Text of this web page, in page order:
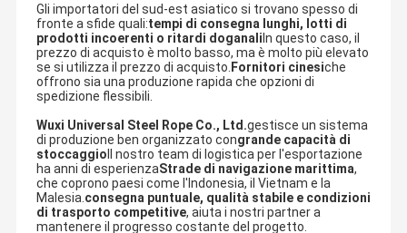
Gli importatori del sud-est asiatico si trovano spesso di
fronte a sfide quali:tempi di consegna lunghi, lotti di
prodotti incoerenti o ritardi doganali In questo caso, il
prezzo di acquisto è molto basso, ma è molto più elevato
se si utilizza il prezzo di acquisto. Fornitori cinesiche
offrono sia una produzione rapida che opzioni di
spedizione flessibili.
Wuxi Universal Steel Rope Co., Ltd.gestisce un sistema
di produzione ben organizzato congrande capacità di
stoccaggio Il nostro team di logistica per l'esportazione
ha anni di esperienzaStrade di navigazione marittima,
che coprono paesi come l'Indonesia, il Vietnam e la
Malesia. consegna puntuale, qualità stabile e condizioni
di trasporto competitive, aiuta i nostri partner a
mantenere il progresso costante del progetto.